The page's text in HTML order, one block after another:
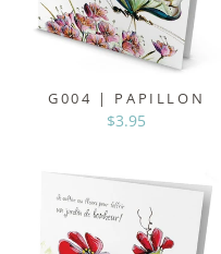
G004 | PAPILLON
$3.95